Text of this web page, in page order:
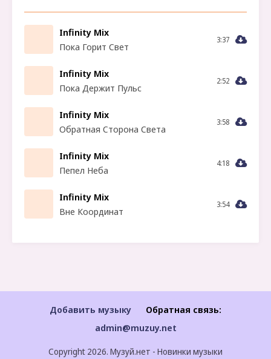
Infinity Mix
Пока Горит Свет
3:37
Infinity Mix
Пока Держит Пульс
2:52
Infinity Mix
Обратная Сторона Света
3:58
Infinity Mix
Пепел Неба
4:18
Infinity Mix
Вне Координат
3:54
Добавить музыку
Обратная связь:
admin@muzuy.net
Copyright 2026. Музуй.нет - Новинки музыки